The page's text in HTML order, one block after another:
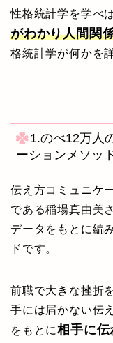
性格統計学を学べ
がわかり人間関
格統計学が何かを
1.のべ12万人
ーションメソッ
伝え方コミュニケ
である稲場真由美
データをもとに編
ドです。
前職で大きな挫折
手には届かない伝
をもとに相手に